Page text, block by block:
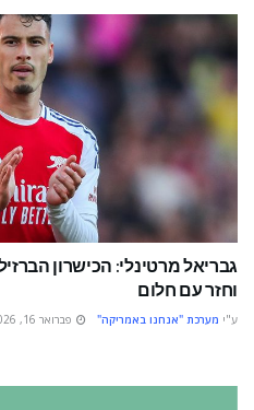
גבריאל מרטינלי: הכישרון
וחזר עם חלום
ע"י מערכת "אנחנו באמריקה" פברואר 16, 2026